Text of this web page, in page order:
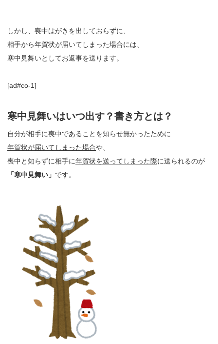
しかし、喪中はがきを出しておらずに、
相手から年賀状が届いてしまった場合には、
寒中見舞いとしてお返事を送ります。
[ad#co-1]
寒中見舞いはいつ出す？書き方とは？
自分が相手に喪中であることを知らせ無かったために
年賀状が届いてしまった場合や、
喪中と知らずに相手に年賀状を送ってしまった際に送られるのが
「寒中見舞い」 です。